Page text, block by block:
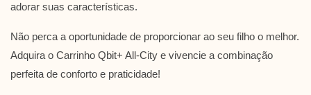
adorar suas características.
Não perca a oportunidade de proporcionar ao seu filho o melhor.
Adquira o Carrinho Qbit+ All-City e vivencie a combinação
perfeita de conforto e praticidade!